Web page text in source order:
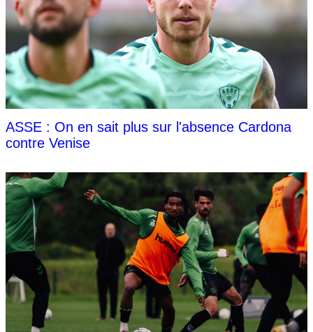
ASSE : On en sait plus sur l'absence Cardona
contre Venise